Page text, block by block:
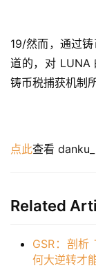
19/然而，通过
道的，对 LUNA
铸币税捕获机制
点此查看
Related
GSR：剖
何大逆转才